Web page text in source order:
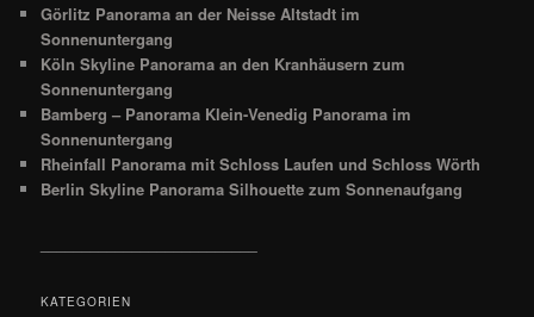
Görlitz Panorama an der Neisse Altstadt im
Sonnenuntergang
Köln Skyline Panorama an den Kranhäusern zum
Sonnenuntergang
Bamberg – Panorama Klein-Venedig Panorama im
Sonnenuntergang
Rheinfall Panorama mit Schloss Laufen und Schloss Wörth
Berlin Skyline Panorama Silhouette zum Sonnenaufgang
KATEGORIEN